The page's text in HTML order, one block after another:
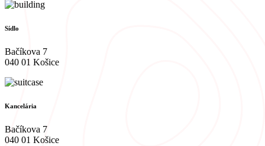
Sídlo
Bačíkova 7
040 01 Košice
Kancelária
Bačíkova 7
040 01 Košice